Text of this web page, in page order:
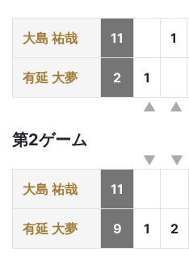
大島 祐哉 11 1
有延 大夢 2 1
第2ゲーム
大島 祐哉 11
有延 大夢 9 1 2